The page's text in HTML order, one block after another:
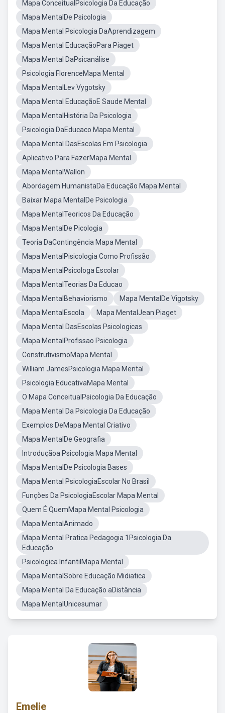
Mapa ConceitualPsicologia Da Educação
Mapa MentalDe Psicologia
Mapa Mental Psicologia DaAprendizagem
Mapa Mental EducaçãoPara Piaget
Mapa Mental DaPsicanálise
Psicologia FlorenceMapa Mental
Mapa MentalLev Vygotsky
Mapa Mental EducaçãoE Saude Mental
Mapa MentalHistória Da Psicologia
Psicologia DaEducaco Mapa Mental
Mapa Mental DasEscolas Em Psicologia
Aplicativo Para FazerMapa Mental
Mapa MentalWallon
Abordagem HumanistaDa Educação Mapa Mental
Baixar Mapa MentalDe Psicologia
Mapa MentalTeoricos Da Educação
Mapa MentalDe Picologia
Teoria DaContingência Mapa Mental
Mapa MentalPisicologia Como Profissão
Mapa MentalPsicologa Escolar
Mapa MentalTeorias Da Educao
Mapa MentalBehaviorismo
Mapa MentalDe Vigotsky
Mapa MentalEscola
Mapa MentalJean Piaget
Mapa Mental DasEscolas Psicologicas
Mapa MentalProfissao Psicologia
ConstrutivismoMapa Mental
William JamesPsicologia Mapa Mental
Psicologia EducativaMapa Mental
O Mapa ConceitualPsicologia Da Educação
Mapa Mental Da Psicologia Da Educação
Exemplos DeMapa Mental Criativo
Mapa MentalDe Geografia
Introduçãoa Psicologia Mapa Mental
Mapa MentalDe Psicologia Bases
Mapa Mental PsicologiaEscolar No Brasil
Funções Da PsicologiaEscolar Mapa Mental
Quem É QuemMapa Mental Psicologia
Mapa MentalAnimado
Mapa Mental Pratica Pedagogia 1Psicologia Da
Educação
Psicologica InfantilMapa Mental
Mapa MentalSobre Educação Midiatica
Mapa Mental Da Educação aDistância
Mapa MentalUnicesumar
Emelie